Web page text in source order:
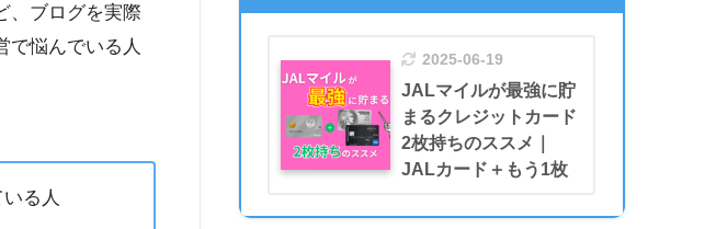
、ブログを実際
で悩んでいる人
る人
2025-06-19
JALマイルが最強に貯
まるクレジットカード
2枚持ちのススメ｜
JALカード＋もう1枚